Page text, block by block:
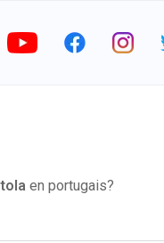
en portugais?